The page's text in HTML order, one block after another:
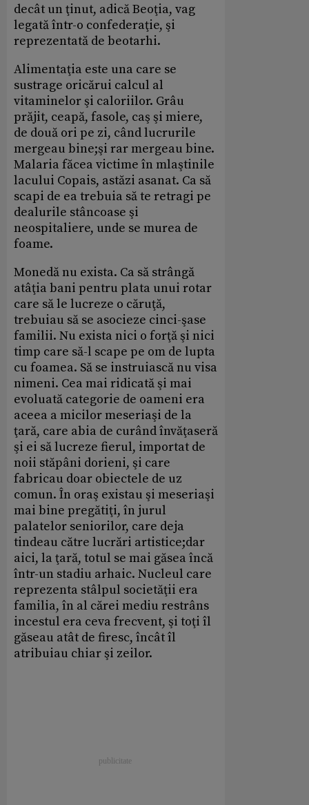
decât un ţinut, adică Beoţia, vag
legată într-o confederaţie, şi
reprezentată de beotarhi.
Alimentaţia este una care se
sustrage oricărui calcul al
vitaminelor şi caloriilor. Grâu
prăjit, ceapă, fasole, caş şi miere,
de două ori pe zi, când lucrurile
mergeau bine;şi rar mergeau bine.
Malaria făcea victime în mlaştinile
lacului Copais, astăzi asanat. Ca să
scapi de ea trebuia să te retragi pe
dealurile stâncoase şi
neospitaliere, unde se murea de
foame.
Monedă nu exista. Ca să strângă
atâţia bani pentru plata unui rotar
care să le lucreze o căruţă,
trebuiau să se asocieze cinci-şase
familii. Nu exista nici o forţă şi nici
timp care să-l scape pe om de lupta
cu foamea. Să se instruiască nu visa
nimeni. Cea mai ridicată şi mai
evoluată categorie de oameni era
aceea a micilor meseriaşi de la
ţară, care abia de curând învăţaseră
şi ei să lucreze fierul, importat de
noii stăpâni dorieni, şi care
fabricau doar obiectele de uz
comun. În oraş existau şi meseriaşi
mai bine pregătiţi, în jurul
palatelor seniorilor, care deja
tindeau către lucrări artistice;dar
aici, la ţară, totul se mai găsea încă
într-un stadiu arhaic. Nucleul care
reprezenta stâlpul societăţii era
familia, în al cărei mediu restrâns
incestul era ceva frecvent, şi toţi îl
găseau atât de firesc, încât îl
atribuiau chiar şi zeilor.